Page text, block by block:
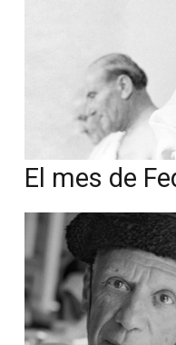
El mes de
membre
Si, vull